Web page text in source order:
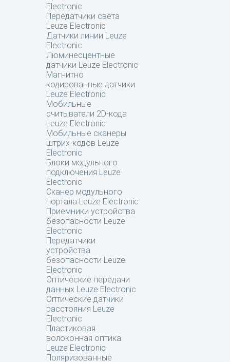
Electronic
Передатчики света
Leuze Electronic
Датчики линии Leuze
Electronic
Люминесцентные
датчики Leuze Electronic
Магнитно
кодированные датчики
Leuze Electronic
Мобильные
считыватели 2D-кода
Leuze Electronic
Мобильные сканеры
штрих-кодов Leuze
Electronic
Блоки модульного
подключения Leuze
Electronic
Сканер модульного
портала Leuze Electronic
Приемники устройства
безопасности Leuze
Electronic
Передатчики
устройства
безопасности Leuze
Electronic
Оптические передачи
данных Leuze Electronic
Оптические датчики
расстояния Leuze
Electronic
Пластиковая
волоконная оптика
Leuze Electronic
Поляризованные